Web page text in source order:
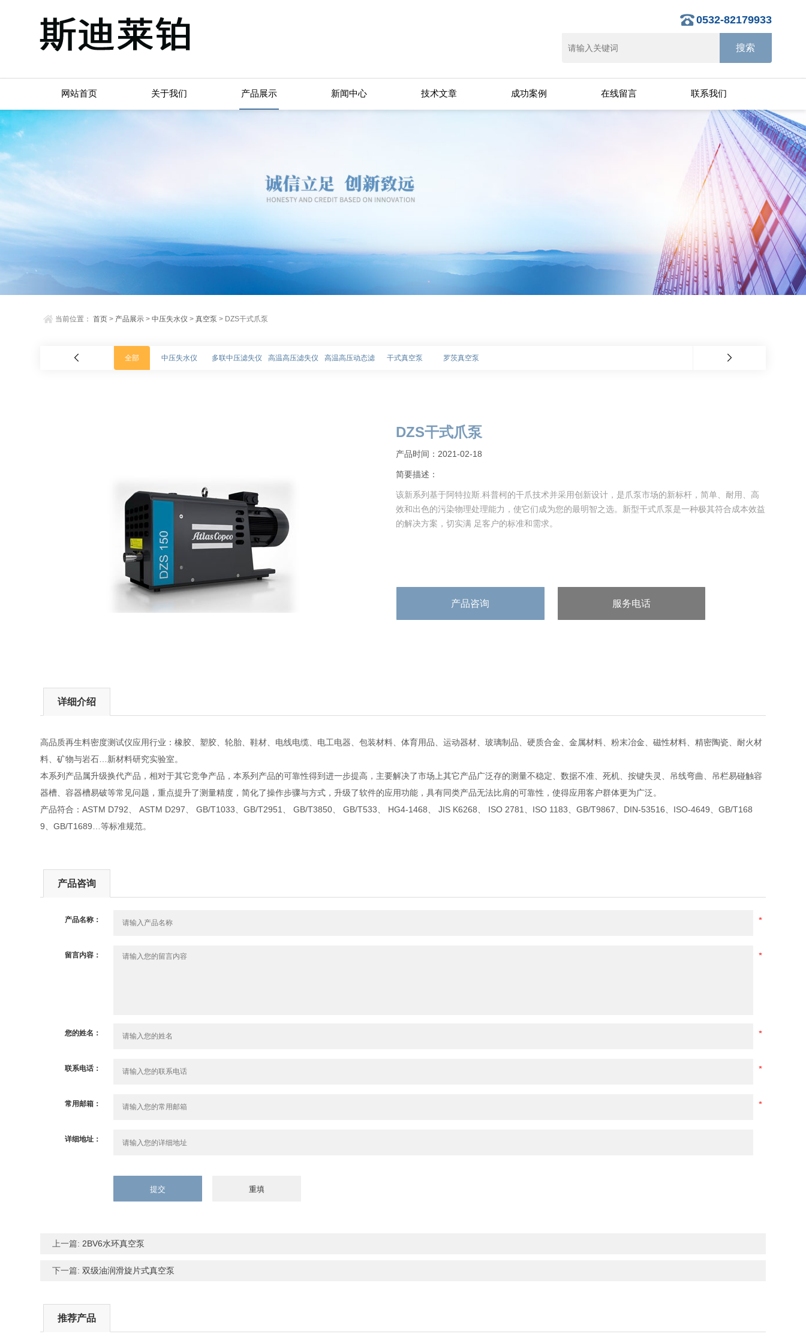
0532-82179933
网站首页 关于我们 产品展示 新闻中心 技术文章 成功案例 在线留言 联系我们
当前位置：首页 > 产品展示 >中压失水仪 >真空泵 > DZS干式爪泵
全部 中压失水仪 多联中压滤失仪 高温高压滤失仪 高温高压动态滤失仪干式真空泵 罗茨真空泵
DZS干式爪泵
产品时间：2021-02-18
简要描述：
该新系列基于阿特拉斯.科普柯的干爪技术并采用创新设计，是爪泵市场的新标杆，简单、耐用、高
效和出色的污染物理处理能力，使它们成为您的最明智之选。新型干式爪泵是一种极其符合成本效益
的解决方案，切实满 足客户的标准和需求。
产品咨询 服务电话
详细介绍
高品质再生料密度测试仪应用行业：橡胶、塑胶、轮胎、鞋材、电线电缆、电工电器、包装材料、体育用品、运动器材、玻璃制品、硬质合金、金属材料、粉末冶金、磁性材料、精密陶瓷、耐火材
料、矿物与岩石…新材料研究实验室。
本系列产品属升级换代产品，相对于其它竞争产品，本系列产品的可靠性得到进一步提高，主要解决了市场上其它产品广泛存的测量不稳定、数据不准、死机、按键失灵、吊线弯曲、吊栏易碰触容
器槽、容器槽易破等常见问题，重点提升了测量精度，简化了操作步骤与方式，升级了软件的应用功能，具有同类产品无法比肩的可靠性，使得应用客户群体更为广泛。
产品符合：ASTM D792、 ASTM D297、 GB/T1033、GB/T2951、 GB/T3850、 GB/T533、 HG4-1468、 JIS K6268、 ISO 2781、ISO 1183、GB/T9867、DIN-53516、ISO-4649、GB/T168
9、GB/T1689…等标准规范。
产品咨询
产品名称：
留言内容：
您的姓名：
联系电话：
常用邮箱：
详细地址：
上一篇: 2BV6水环真空泵
下一篇: 双级油润滑旋片式真空泵
推荐产品